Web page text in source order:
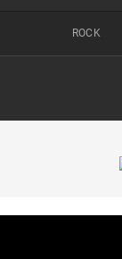
ROCK